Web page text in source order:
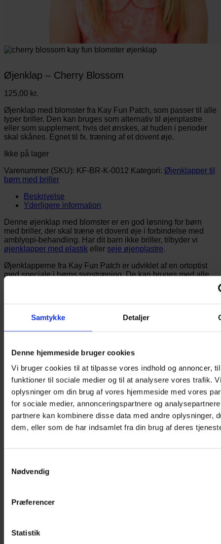
Samtykke Detaljer
Denne hjemmeside bruger cookies
Vi bruger cookies til at tilpasse vores indhold og annoncer,
funktioner til sociale medier og til at analysere vores trafik.
oplysninger om din brug af vores hjemmeside med vores
for sociale medier, annonceringspartnere og
partnere kan kombinere disse data med andre oplysninger,
dem, eller som de har indsamlet fra din brug af deres
Nødvendig
Præferencer
Statistik
Øjenklap – Cherry Blossom
125,00 kr.
Øjenklap med blomster fra Kay Fun Patch, som passer til alle
typer briller. Den kan bruges som alternativ til øjenplastre
eller som supplement, hvis det ønskes, at huden i perioder
skal skånes. Egnet til fx. træning af et dovent øje.
Ikke på lager
Varenummer (SKU): KF-BR-K-0012 Kategori: Øjenklapper til
børn med briller
Beskrivelse
Yderligere information
Denne øjenklap med blomster er en god løsning for børn
med briller, der skal træne et dovent øje i forbindelse med
amblyopi-behandling. Har dit barn ikke briller, tilbyder vi
øjenklapper med elastik eller seje øjenplastre.
Øjenklapperne fra Kay Fun Patch er udviklet af en ortoptist
med speciale i børns synstræning. De kan bruges med alle
Vi har Danmarks største udvalg af øjenklapper til børn,
Anvendelse
Disse øjenklapper er velegnede til amblyopi-behandling af
børn, der bruger briller. De placeres på indersiden af brillen,
hvilket sikrer, at de sidder tæt og minimerer lysindtrængen.
De kan være et alternativ tiløjenplastre, hvis der er brug for
en pause fra dem.
Formen
knæk, så den følger brillestangen. Den sidder indvendigt for